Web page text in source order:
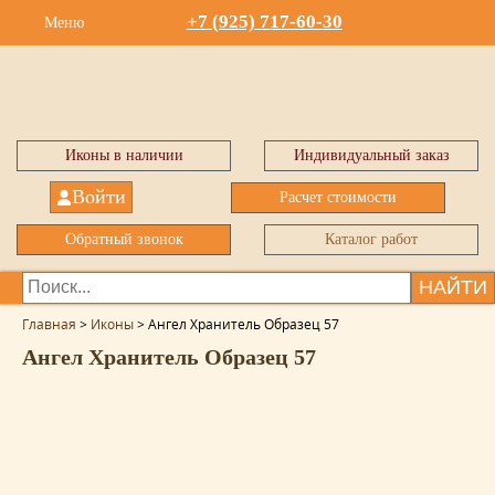
Меню +7 (925) 717-60-30
Иконы в наличии Индивидуальный заказ
Войти Расчет стоимости
Обратный звонок Каталог работ
НАЙТИ
Главная > Иконы>Ангел Хранитель Образец 57
Ангел Хранитель Образец 57